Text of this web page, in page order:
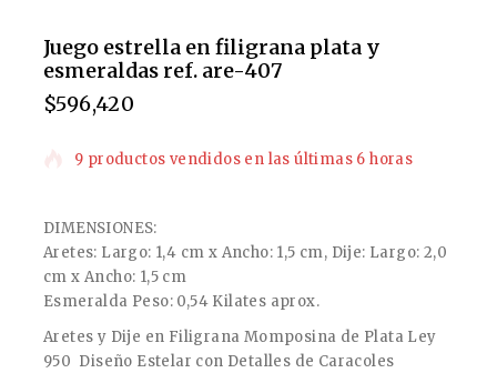
Juego estrella en filigrana plata y
esmeraldas ref. are-407
$596,420
9 productos vendidos en las últimas 6 horas
su carrito
DIMENSIONES:
Aretes: Largo: 1,4 cm x Ancho: 1,5 cm, Dije: Largo: 2,0
cm x Ancho: 1,5 cm
Esmeralda Peso: 0,54 Kilates aprox.
Aretes y Dije en Filigrana Momposina de Plata Ley
950  Diseño Estelar con Detalles de Caracoles